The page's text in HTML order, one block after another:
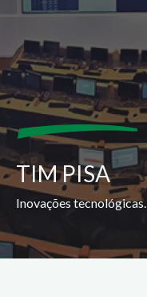
TIM PISA
Inovações tecnológicas.